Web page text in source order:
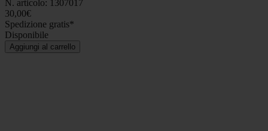
N. articolo: 1307017
30,00€
Spedizione gratis*
Disponibile
Aggiungi al carrello